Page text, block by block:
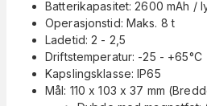
Batterikapasitet: 2600 mAh /
Operasjonstid: Maks. 8 t
Ladetid: 2 - 2,5
Driftstemperatur: -25 - +65°C
Kapslingsklasse: IP65
Mål: 110 x 103 x 37 mm